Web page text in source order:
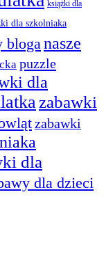
książki dla
dla szkolniaka
bloga nasze
puzzle
dla
zabawki
zabawki
dla
dla dzieci